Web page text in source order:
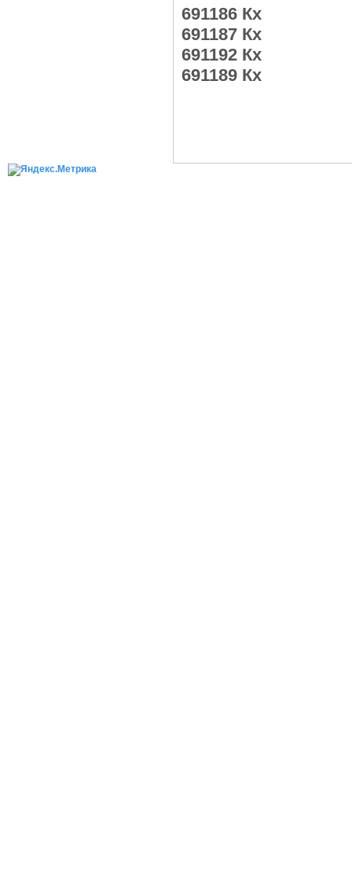
691186 Кх
691187 Кх
691192 Кх
691189 Кх